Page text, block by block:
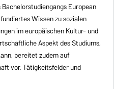
European
Wissen zu sozialen
im europäischen Kultur- und
Aspekt des Studiums,
bereitet zudem auf
vor.Tätigkeitsfelder und